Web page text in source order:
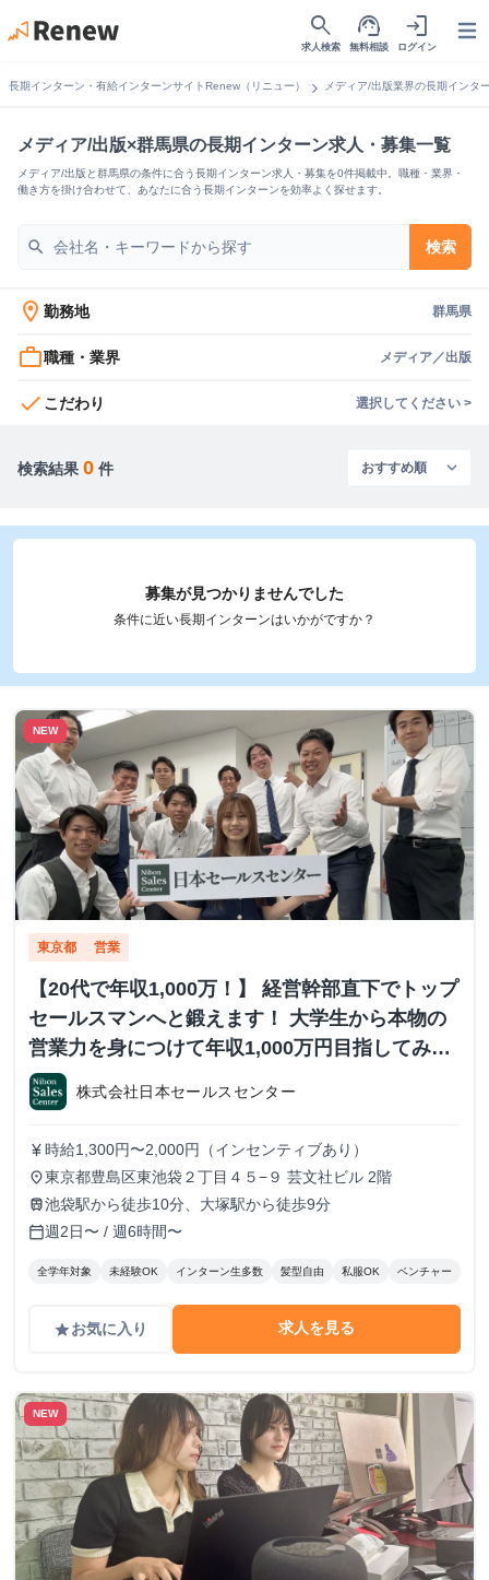
search
求人検索
support_agent
無料相談
login
ログイン
長期インターン・有給インターンサイトRenew（リニュー） chevron_right メディア/出版業界の長期インタ
メディア/出版×群馬県の長期インターン求人・募集一覧
メディア/出版と群馬県の条件に合う長期インターン求人・募集を0件掲載中。職種・業界・
働き方を掛け合わせて、あなたに合う長期インターンを効率よく探せます。
search 検索
location_on 勤務地 群馬県
work_outline職種・業界 メディア／出版
check こだわり 選択してください >
検索結果 0 件
募集が見つかりませんでした
条件に近い長期インターンはいかがですか？
NEW
東京都 営業
【20代で年収1,000万！】 経営幹部直下でトップ
セールスマンへと鍛えます！ 大学生から本物の
営業力を身につけて年収1,000万円目指してみま
せんか？ ※当社直結内定あり #学歴不問 #未経験
可 #1.2年生可 - 株式会社日本セールスセンター
の長期・有給インターンシップ
株式会社日本セールスセンター
currency_yen 時給1,300円〜2,000円（インセンティブあり）
place東京都豊島区東池袋２丁目４５−９ 芸文社ビル 2階
train池袋駅から徒歩10分、大塚駅から徒歩9分
calendar_today週2日〜 / 週6時間〜
全学年対象 未経験OK インターン生多数 髪型自由 私服OK ベンチャー
gradeお気に入り 求人を見る
NEW